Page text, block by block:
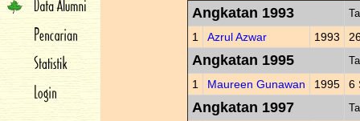
Angkatan 1993
1 Azrul Azwar 1993
Angkatan 1995
1 Maureen Gunawan 1995 6
Angkatan 1997